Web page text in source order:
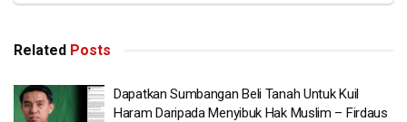
Related Posts
Dapatkan Sumbangan Beli Tanah Untuk Kuil
Haram Daripada Menyibuk Hak Muslim – Firdaus